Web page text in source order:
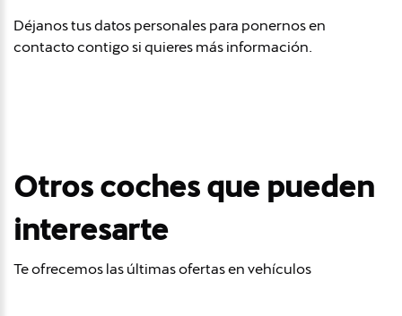
Déjanos tus datos personales para ponernos en
contacto contigo si quieres más información.
Otros coches que pueden
interesarte
Te ofrecemos las últimas ofertas en vehículos